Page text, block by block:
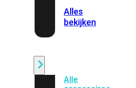
Alles
bekijken
Alle